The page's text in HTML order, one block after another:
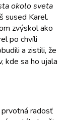
okolo sveta
sused Karel.
zvýskol ako
po chvíli
a zistili, že
kde sa ho ujala
prvotná radosť